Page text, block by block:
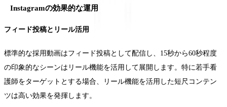
Instagramの効果的な運用
フィード投稿とリール活用
標準的な採用動画はフィード投稿として配信し、15秒から60秒程度
の印象的なシーンはリール機能を活用して展開します。特に若手看
護師をターゲットとする場合、リール機能を活用した短尺コンテン
ツは高い効果を発揮します。